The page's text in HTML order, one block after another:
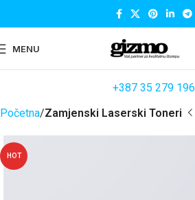
MENU
+387 35 279 196
Početna Zamjenski Laserski Toneri
HOT